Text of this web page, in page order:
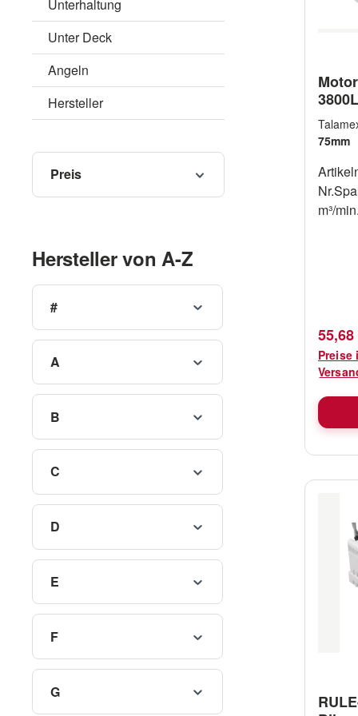
Unterhaltung
Unter Deck
Angeln
Hersteller
Preis
Hersteller von A-Z
#
A
B
C
D
E
F
G
75mm
75mm
m³/
100 120
Lüfter
55,68
Preise